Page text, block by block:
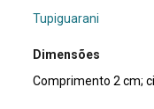
Tupiguarani
Dimensões
Comprimento 2 cm;